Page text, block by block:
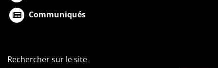
Communiqués
Rechercher sur le site